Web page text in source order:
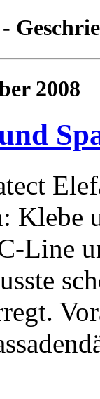
-
2008
Klebe
Line